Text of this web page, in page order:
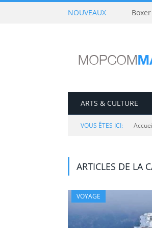
NOUVEAUX
ARTS & CULTURE
VOUS ÊTES ICI:
ARTICLES DE LA
VOYAGE